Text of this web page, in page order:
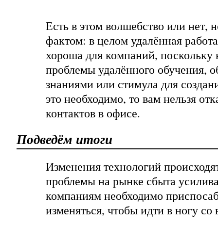
Есть в этом волшебство или нет,
фактом: в целом удалённая
хороша для компаний,
проблемы удалённого обучения,
знаниями или стимула для
это необходимо, то вам нельзя
контактов в офисе.
Подведём итоги
Изменения технологий
проблемы на рынке сбыта
компаниям необходимо
изменяться, чтобы идти в ногу со